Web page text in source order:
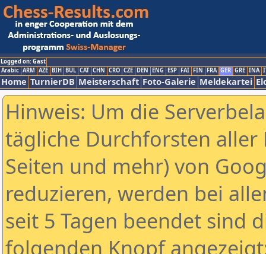
Logged on: Gast
Arabic ARM AZE BIH BUL CAT CHN CRO CZE DEN ENG ESP FAI FIN FRA GER GRE INA
Home TurnierDB Meisterschaft Foto-Galerie Meldekartei
Hinweis: Um die
tägliche Durchforsten aller
Seiten und mehr) von
reduzieren, werden bei
seit 5 Tagen beendet sind
folgenden Knopf